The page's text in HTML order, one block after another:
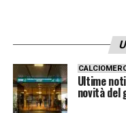
gestione».
LE SCELTE
di far giocare
Ultime
novità del